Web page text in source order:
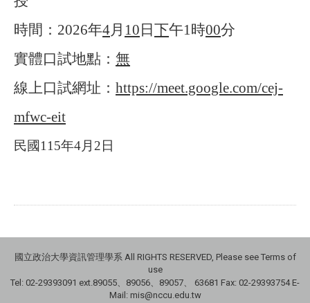
時間： 2026年4月 10 日 下午1時00分
實體口試地點： 無
線上口試網址： https://meet.google.com/cej-
mfwc-eit
民國115年4月 2 日
國立政治大學資訊管理學系 All RIGHTS RESERVED, Please see Terms of
use
Tel: 02-29393091 ext.89055、89056、89057、
63681 Fax: 02-29393754 E-
Mail: mis@nccu.edu.tw